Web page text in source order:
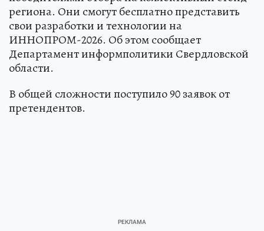
региона. Они смогут бесплатно представить
свои разработки и технологии на
ИННОПРОМ-2026. Об этом сообщает
Департамент информполитики Свердловской
области.
В общей сложности поступило 90 заявок от
претендентов.